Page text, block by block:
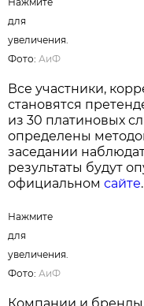
Нажмите для увеличения.